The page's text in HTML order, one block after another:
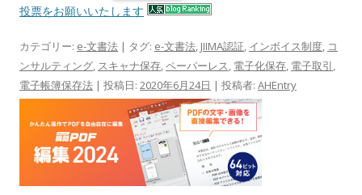
投票をお願いいたします
カテゴリー: e-文書法 | タグ: e-文書法, JIIMA認証, インボイス制度, コ
ンサルティング, スキャナ保存,ペーパーレス, 電子化保存, 電子取引,
電子帳簿保存法 | 投稿日: 2020年6月24日 | 投稿者: AHEntry